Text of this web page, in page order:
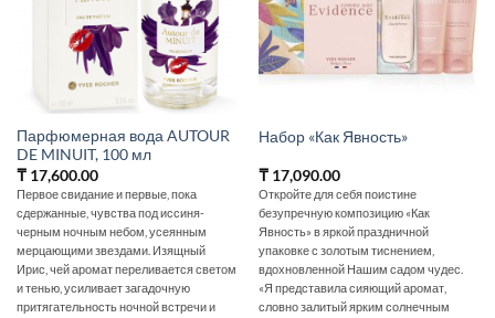
Парфюмерная вода AUTOUR
DE MINUIT, 100 мл
₸17,600.00
Первое свидание и первые, пока
сдержанные, чувства под иссиня-
черным ночным небом, усеянным
мерцающими звездами. Изящный
Ирис, чей аромат переливается светом
и тенью, усиливает загадочную
притягательность ночной встречи и
Набор «Как Явность»
₸17,090.00
Откройте для себя поистине
безупречную композицию «Как
Явность» в яркой праздничной
упаковке с золотым тиснением,
вдохновленной Нашим садом чудес.
«Я представила сияющий аромат,
словно залитый ярким солнечным